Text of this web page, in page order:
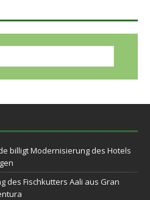
billigt Modernisierung des Hotels
des Fischkutters Aali aus Gran